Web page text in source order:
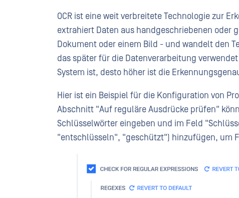
OCR ist eine weit verbreitete Technologie zur
extrahiert Daten aus handgeschriebenen oder
Dokument oder einem Bild - und wandelt den
das später für die Datenverarbeitung
System ist, desto höher ist die
Hier ist ein Beispiel für die Konfiguration von
Abschnitt "Auf reguläre Ausdrücke prüfen"
Schlüsselwörter eingeben und im Feld
"entschlüsseln", "geschützt") hinzufügen, um